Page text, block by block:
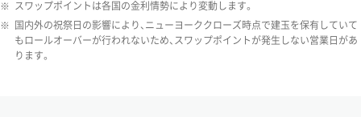
※ スワップポイントは各国の金利情勢により変動します。
※
国内外の祝祭日の影響により、ニューヨーククローズ時点で建玉を保有していて
もロールオーバーが行われないため、スワップポイントが発生しない営業日があ
ります。